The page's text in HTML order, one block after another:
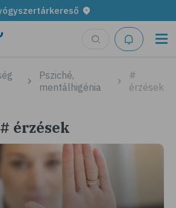
Psziché,
mentálhigénia
#
érzések
# érzések